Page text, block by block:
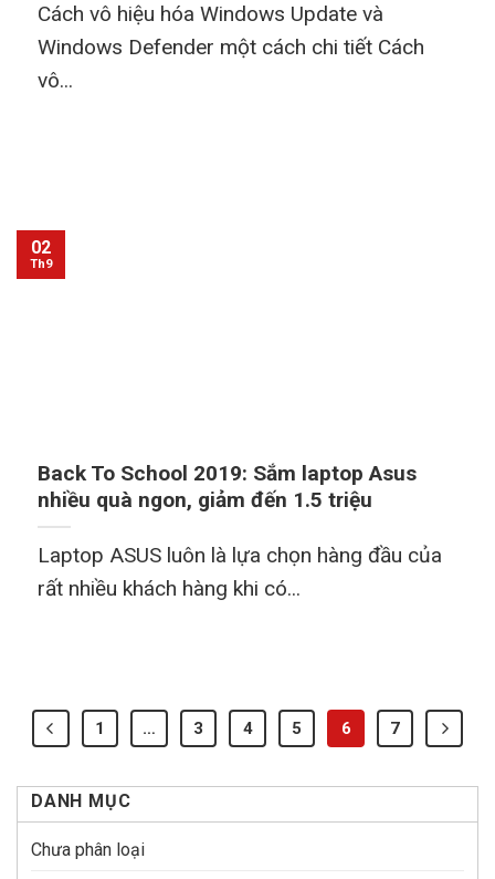
Cách vô hiệu hóa Windows Update và
Windows Defender một cách chi tiết Cách
vô...
Back To School 2019: Sắm laptop Asus
nhiều quà ngon, giảm đến 1.5 triệu
Laptop ASUS luôn là lựa chọn hàng đầu của
rất nhiều khách hàng khi có...
02
Th9
1 … 3 4 5 6 7
DANH MỤC
Chưa phân loại